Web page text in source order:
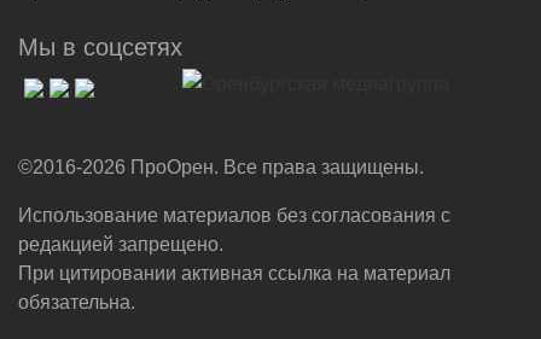
Мы в соцсетях
©2016-2026 ПроОрен. Все права защищены.
Использование материалов без согласования с
редакцией запрещено.
При цитировании активная ссылка на материал
обязательна.